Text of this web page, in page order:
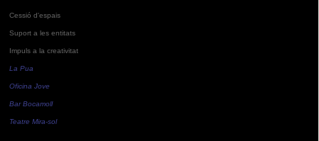
Cessió d'espais
Suport a les entitats
Impuls a la creativitat
La Pua
Oficina Jove
Bar Bocamoll
Teatre Mira-sol